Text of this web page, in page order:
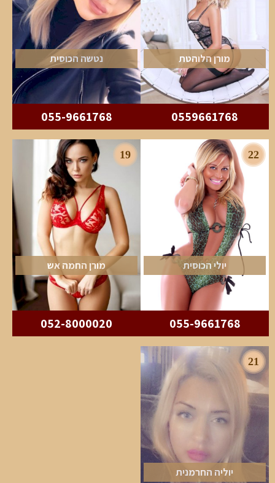
מורן הלוהטת
0559661768
נטשה הכוסית
055-9661768
22
יולי הכוסית
055-9661768
19
מורן החמה אש
052-8000020
21
יוליה החרמנית